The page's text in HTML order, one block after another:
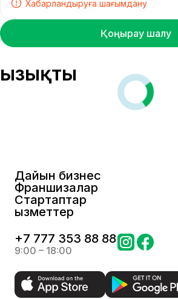
Хабарландыруға шағымдану
Қоңырау шалу
Қызықты
Дайын бизнес
Франшизалар
Стартаптар
Қызметтер
+7 777 353 88 88
9:00 – 18:00